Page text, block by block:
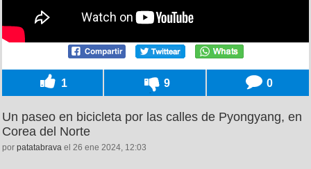
1 9 0
Un paseo en bicicleta por las calles de Pyongyang, en
Corea del Norte
por patatabrava el 26 ene 2024, 12:03